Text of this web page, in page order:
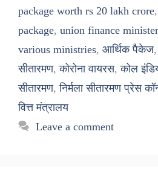
package worth rs 20 lakh crore,
package, union finance
various ministries, आर्थिक पैकेज
सीतारमण,कोरोना वायरस,कोल
सीतारमण,निर्मला सीतारमण प्रेस
वित्त मंत्रालय
Leave a comment